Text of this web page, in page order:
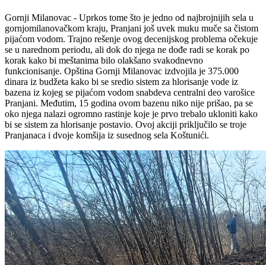
Gornji Milanovac - Uprkos tome što je jedno od najbrojnijih sela u
gornjomilanovačkom kraju, Pranjani još uvek muku muče sa čistom
pijaćom vodom. Trajno rešenje ovog decenijskog problema očekuje
se u narednom periodu, ali dok do njega ne dođe radi se korak po
korak kako bi meštanima bilo olakšano svakodnevno
funkcionisanje. Opština Gornji Milanovac izdvojila je 375.000
dinara iz budžeta kako bi se sredio sistem za hlorisanje vode iz
bazena iz kojeg se pijaćom vodom snabdeva centralni deo varošice
Pranjani. Međutim, 15 godina ovom bazenu niko nije prišao, pa se
oko njega nalazi ogromno rastinje koje je prvo trebalo ukloniti kako
bi se sistem za hlorisanje postavio. Ovoj akciji priključilo se troje
Pranjanaca i dvoje komšija iz susednog sela Koštunići.